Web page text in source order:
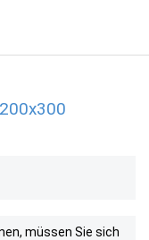
müssen Sie sich